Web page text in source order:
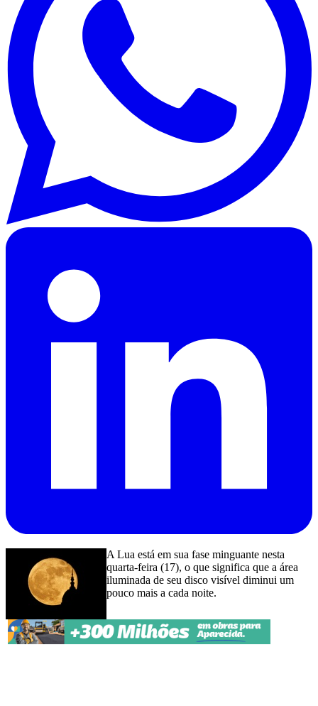
A Lua está em sua fase minguante nesta
quarta-feira (17), o que significa que a área
iluminada de seu disco visível diminui um
pouco mais a cada noite.